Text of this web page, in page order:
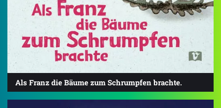
Als Franz die Bäume zum Schrumpfen brachte.